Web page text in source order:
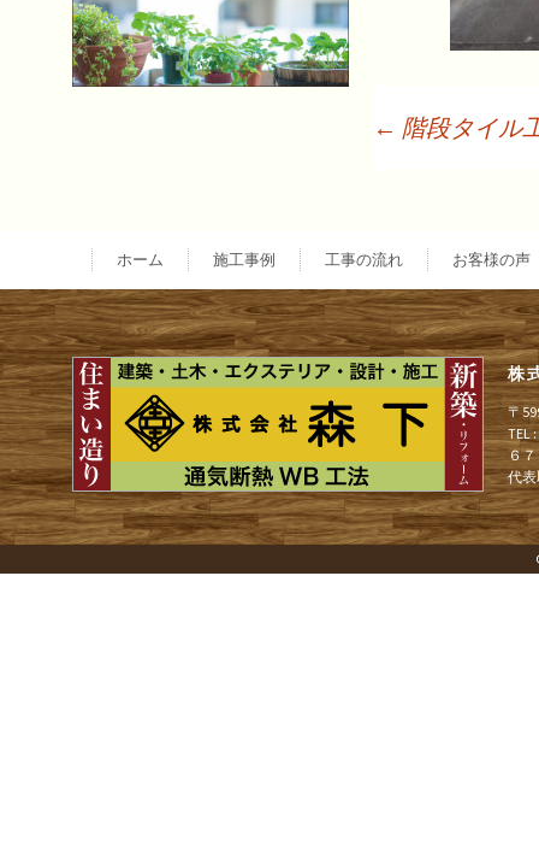
稿
ナ
ビ
ゲ
ー
← 階段タイル
ホーム 施工事例 工事の流れ お客様の声
株
〒
TEL
６
代